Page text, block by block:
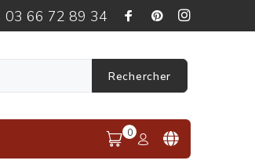
03 66 72 89 34
Rechercher
0